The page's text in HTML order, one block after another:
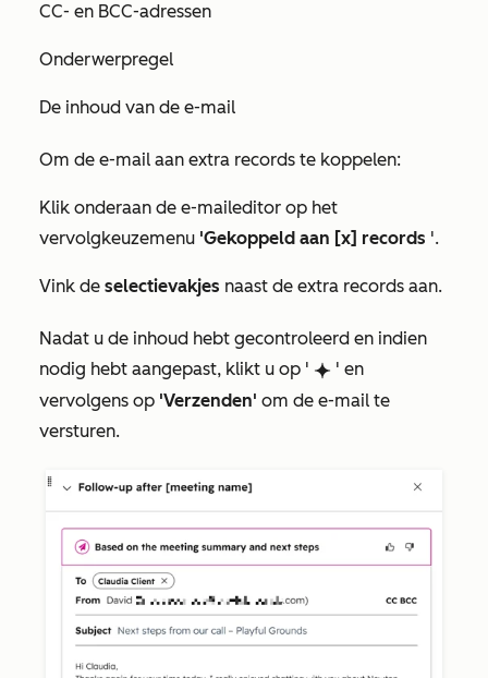
CC- en BCC-adressen
Onderwerpregel
De inhoud van de e-mail
Om de e-mail aan extra records te koppelen:
Klik onderaan de e-maileditor op het
vervolgkeuzemenu 'Gekoppeld aan [x] records '.
Vink de selectievakjes naast de extra records aan.
Nadat u de inhoud hebt gecontroleerd en indien
nodig hebt aangepast, klikt u op ' breezeSingleStar ' en
vervolgens op 'Verzenden' om de e-mail te
versturen.